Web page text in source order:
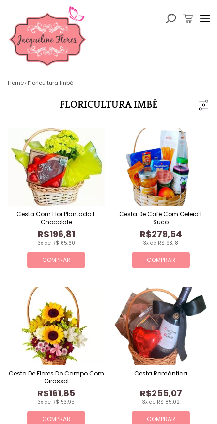
Home Floricultura Imbé
FLORICULTURA IMBÉ
COMPRAR
3x de R$ 65,60
R$196,81
Cesta Com Flor Plantada E
Chocolate
COMPRAR
3x de R$ 93,18
R$279,54
Cesta De Café Com Geleia E
Suco
COMPRAR
3x de R$ 53,95
R$161,85
Cesta De Flores Do Campo Com
Girassol
COMPRAR
3x de R$ 85,02
R$255,07
Cesta Romântica